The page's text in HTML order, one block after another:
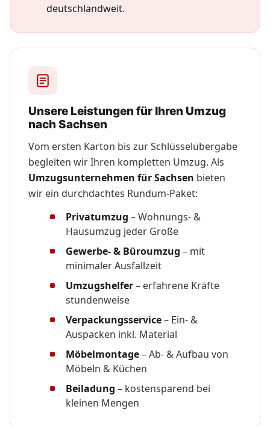
deutschlandweit.
Unsere Leistungen für Ihren Umzug
nach Sachsen
Vom ersten Karton bis zur Schlüsselübergabe
begleiten wir Ihren kompletten Umzug. Als
Umzugsunternehmen für Sachsen bieten
wir ein durchdachtes Rundum-Paket:
Privatumzug – Wohnungs- &
Hausumzug jeder Größe
Gewerbe- & Büroumzug – mit
minimaler Ausfallzeit
Umzugshelfer– erfahrene Kräfte
stundenweise
Verpackungsservice– Ein- &
Auspacken inkl. Material
Möbelmontage– Ab- & Aufbau von
Möbeln & Küchen
Beiladung – kostensparend bei
kleinen Mengen